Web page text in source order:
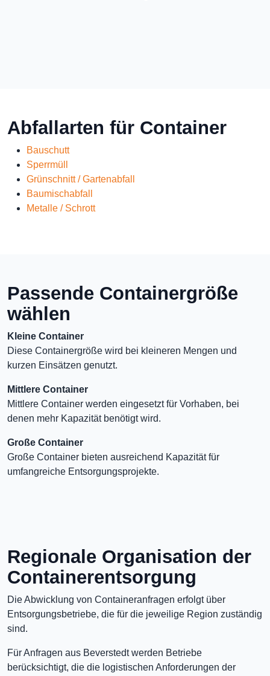
Abfallarten für Container
Bauschutt
Sperrmüll
Grünschnitt / Gartenabfall
Baumischabfall
Metalle / Schrott
Passende Containergröße
wählen
Kleine Container
Diese Containergröße wird bei kleineren Mengen und
kurzen Einsätzen genutzt.
Mittlere Container
Mittlere Container werden eingesetzt für Vorhaben, bei
denen mehr Kapazität benötigt wird.
Große Container
Große Container bieten ausreichend Kapazität für
umfangreiche Entsorgungsprojekte.
Regionale Organisation der
Containerentsorgung
Die Abwicklung von Containeranfragen erfolgt über
Entsorgungsbetriebe, die für die jeweilige Region zuständig
sind.
Für Anfragen aus Beverstedt werden Betriebe
berücksichtigt, die die logistischen Anforderungen der